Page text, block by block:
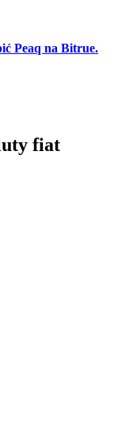
Peaq na Bitrue.
fiat